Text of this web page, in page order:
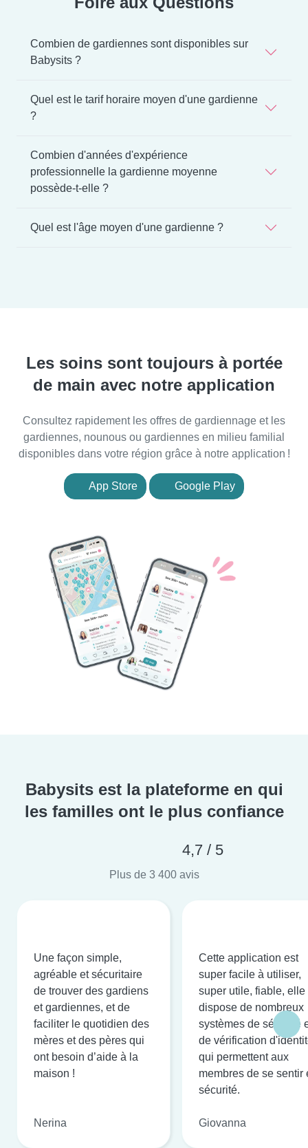
Combien de gardiennes sont disponibles sur
Babysits ?
Quel est le tarif horaire moyen d'une gardienne
?
Combien d'années d'expérience
professionnelle la gardienne moyenne
possède-t-elle ?
Quel est l'âge moyen d'une gardienne ?
Les soins sont toujours à portée
de main avec notre application
Consultez rapidement les offres de gardiennage et les
gardiennes, nounous ou gardiennes en milieu familial
disponibles dans votre région grâce à notre application !
App Store Google Play
Babysits est la plateforme en qui
les familles ont le plus confiance
4,7 / 5
Plus de 3 400 avis
Une façon simple,
agréable et sécuritaire
de trouver des gardiens
et gardiennes, et de
faciliter le quotidien des
mères et des pères qui
ont besoin d’aide à la
maison !
Nerina
Cette application est
super facile à utiliser,
super utile, fiable, elle
dispose de nombreux
systèmes de sécurité
de vérification
qui permettent aux
membres de se sentir
sécurité.
Giovanna